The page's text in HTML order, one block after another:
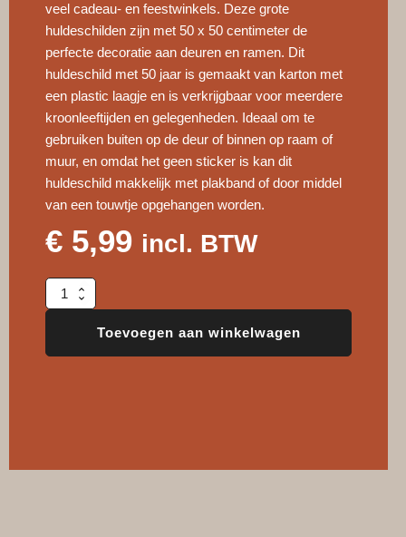
veel cadeau- en feestwinkels. Deze grote
huldeschilden zijn met 50 x 50 centimeter de
perfecte decoratie aan deuren en ramen. Dit
huldeschild met 50 jaar is gemaakt van karton met
een plastic laagje en is verkrijgbaar voor meerdere
kroonleeftijden en gelegenheden. Ideaal om te
gebruiken buiten op de deur of binnen op raam of
muur, en omdat het geen sticker is kan dit
huldeschild makkelijk met plakband of door middel
van een touwtje opgehangen worden.
€ 5,99 incl. BTW
Huldeschild
50
Toevoegen aan winkelwagen